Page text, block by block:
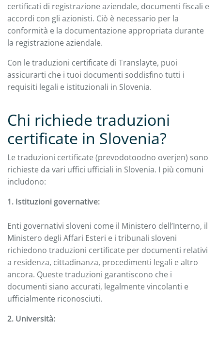
certificati di registrazione aziendale, documenti fiscali e
accordi con gli azionisti. Ciò è necessario per la
conformità e la documentazione appropriata durante
la registrazione aziendale.
Con le traduzioni certificate di Translayte, puoi
assicurarti che i tuoi documenti soddisfino tutti i
requisiti legali e istituzionali in Slovenia.
Chi richiede traduzioni
certificate in Slovenia?
Le traduzioni certificate (prevodotoodno overjen) sono
richieste da vari uffici ufficiali in Slovenia. I più comuni
includono:
1. Istituzioni governative:
Enti governativi sloveni come il Ministero dell’Interno, il
Ministero degli Affari Esteri e i tribunali sloveni
richiedono traduzioni certificate per documenti relativi
a residenza, cittadinanza, procedimenti legali e altro
ancora. Queste traduzioni garantiscono che i
documenti siano accurati, legalmente vincolanti e
ufficialmente riconosciuti.
2. Università: